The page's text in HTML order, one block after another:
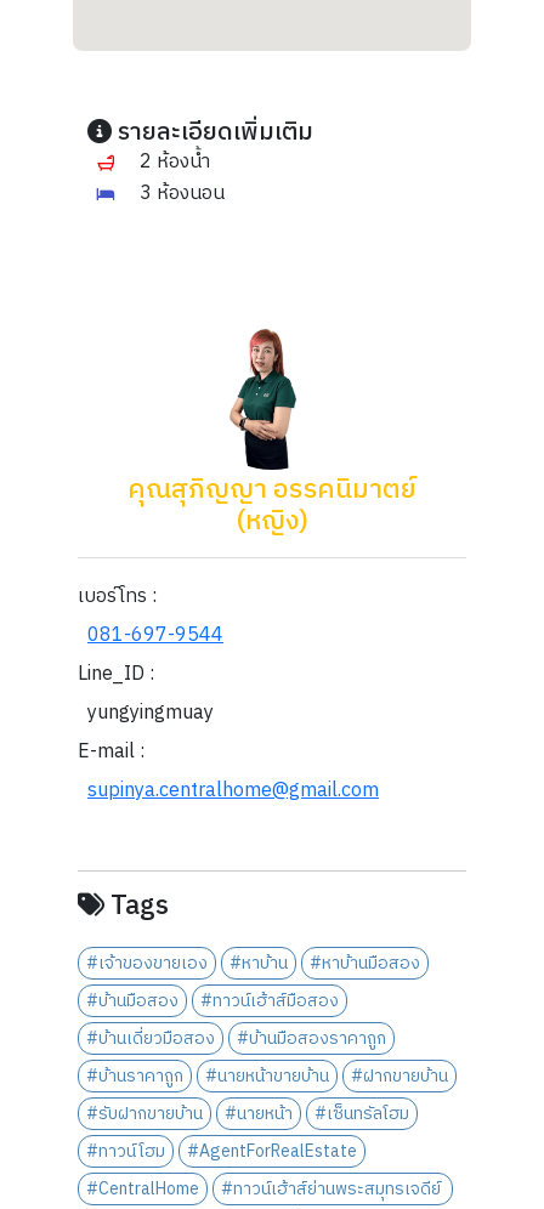
รายละเอียดเพิ่มเติม
2 ห้องน้ำ
3 ห้องนอน
คุณสุภิญญา อรรคนิมาตย์
(หญิง)
เบอร์โทร :
081-697-9544
Line_ID :
yungyingmuay
E-mail :
supinya.centralhome@gmail.com
Tags
#เจ้าของขายเอง #หาบ้าน
#หาบ้านมือสอง
#บ้านมือสอง
#ทาวน์เฮ้าส์มือสอง
#บ้านเดี่ยวมือสอง
#บ้านมือสองราคาถูก
#บ้านราคาถูก
#นายหน้าขายบ้าน
#ฝากขายบ้าน
#รับฝากขายบ้าน
#นายหน้า
#เซ็นทรัลโฮม
#ทาวน์โฮม
#AgentForRealEstate
#CentralHome
#ทาวน์เฮ้าส์ย่านพระสมุทรเจดีย์